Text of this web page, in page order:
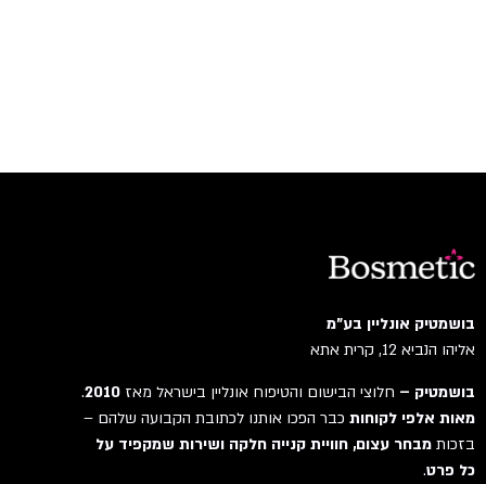
בושמטיק אונליין בע"מ
אליהו הנביא 12, קרית אתא
בושמטיק –חלוצי הבישום והטיפוח אונליין בישראל מאז2010
.
מאות אלפי לקוחותכבר הפכו אותנו לכתובת הקבועה שלהם –
בזכותמבחר עצום, חוויית קנייה חלקה ושירות שמקפיד על
כל פרט.